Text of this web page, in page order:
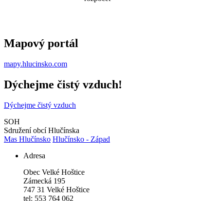
Mapový portál
mapy.hlucinsko.com
Dýchejme čistý vzduch!
Dýchejme čistý vzduch
SOH
Sdružení obcí Hlučínska
Mas Hlučínsko Hlučínsko - Západ
Adresa
Obec Velké Hoštice
Zámecká 195
747 31 Velké Hoštice
tel: 553 764 062